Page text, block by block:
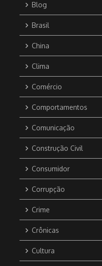
Blog
Brasil
China
Clima
Comércio
Comportamentos
Comunicação
Construção Civil
Consumidor
Corrupção
Crime
Crônicas
Cultura